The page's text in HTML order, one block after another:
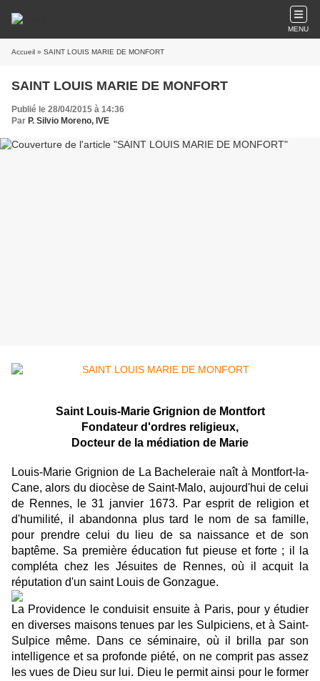
MENU
Accueil » SAINT LOUIS MARIE DE MONFORT
SAINT LOUIS MARIE DE MONFORT
Publié le 28/04/2015 à 14:36
Par P. Silvio Moreno, IVE
Saint Louis-Marie Grignion de Montfort
Fondateur d'ordres religieux,
Docteur de la médiation de Marie
Louis-Marie Grignion de La Bacheleraie naît à Montfort-la-
Cane, alors du diocèse de Saint-Malo, aujourd'hui de celui
de Rennes, le 31 janvier 1673. Par esprit de religion et
d'humilité, il abandonna plus tard le nom de sa famille,
pour prendre celui du lieu de sa naissance et de son
baptême. Sa première éducation fut pieuse et forte ; il la
compléta chez les Jésuites de Rennes, où il acquit la
réputation d'un saint Louis de Gonzague.
La Providence le conduisit ensuite à Paris, pour y étudier
en diverses maisons tenues par les Sulpiciens, et à Saint-
Sulpice même. Dans ce séminaire, où il brilla par son
intelligence et sa profonde piété, on ne comprit pas assez
les vues de Dieu sur lui. Dieu le permit ainsi pour le former